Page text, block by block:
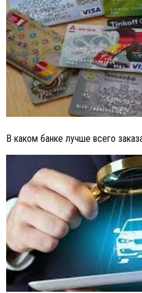
В каком банке лучше всего